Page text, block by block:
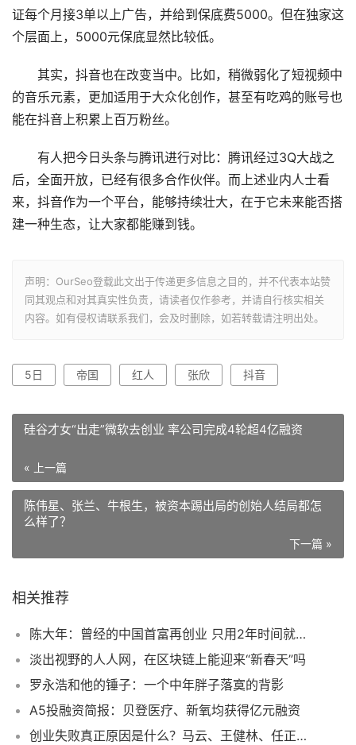
证每个月接3单以上广告，并给到保底费5000。但在独家这
个层面上，5000元保底显然比较低。
其实，抖音也在改变当中。比如，稍微弱化了短视频中
的音乐元素，更加适用于大众化创作，甚至有吃鸡的账号也
能在抖音上积累上百万粉丝。
有人把今日头条与腾讯进行对比：腾讯经过3Q大战之
后，全面开放，已经有很多合作伙伴。而上述业内人士看
来，抖音作为一个平台，能够持续壮大，在于它未来能否搭
建一种生态，让大家都能赚到钱。
声明：OurSeo登载此文出于传递更多信息之目的，并不代表本站赞
同其观点和对其真实性负责，请读者仅作参考，并请自行核实相关
内容。如有侵权请联系我们，会及时删除，如若转载请注明出处。
5日 帝国 红人 张欣 抖音
硅谷才女“出走”微软去创业 率公司完成4轮超4亿融资
« 上一篇
陈伟星、张兰、牛根生，被资本踢出局的创始人结局都怎
么样了？
下一篇 »
相关推荐
陈大年：曾经的中国首富再创业 只用2年时间就把产品用户量做到了9亿
淡出视野的人人网，在区块链上能迎来“新春天”吗
罗永浩和他的锤子：一个中年胖子落寞的背影
A5投融资简报：贝登医疗、新氧均获得亿元融资
创业失败真正原因是什么？马云、王健林、任正非：钱太多！